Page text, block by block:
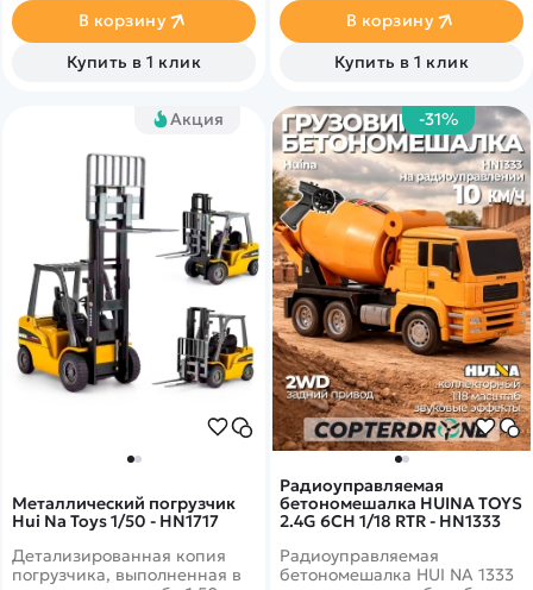
кран фиксируется на
подставке, благодаря
которой кран может стоять
на ровной поверхности.
В корзину
Купить в 1 клик
Благодаря гусеничной
конструкции способен
передвигаться по любой
поверхности, включая
гладкие полы.
В корзину
Купить в 1 клик
Акция
Металлический погрузчик
Hui Na Toys 1/50 - HN1717
Детализированная копия
погрузчика, выполненная в
-31%
Радиоуправляемая
бетономешалка HUINA TOYS
2.4G 6CH 1/18 RTR - HN1333
Радиоуправляемая
бетономешалка HUI NA 1333